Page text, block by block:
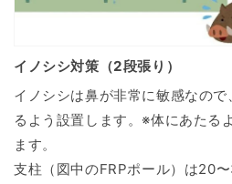
イノシシ対策（2段張り）
イノシシは鼻が非常に敏感なの
るよう設置します。※体にあたる
ます。
支柱（図中のFRPポール）は20